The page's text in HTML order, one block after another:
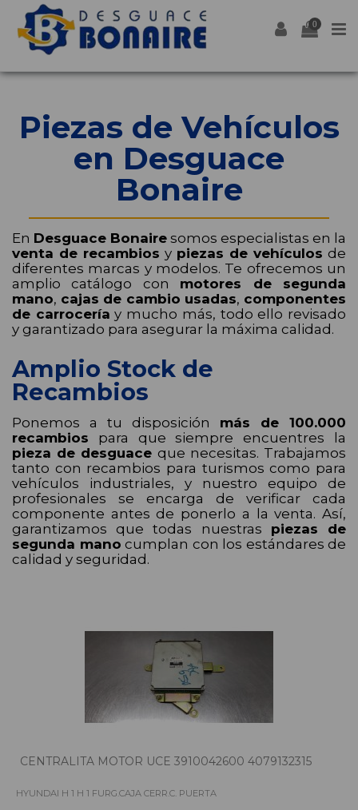
0
Piezas de Vehículos
en Desguace
Bonaire
En Desguace Bonaire somos especialistas en la
venta de recambios y piezas de vehículos de
diferentes marcas y modelos. Te ofrecemos un
amplio catálogo con motores de segunda
mano, cajas de cambio usadas, componentes
de carrocería y mucho más, todo ello revisado
y garantizado para asegurar la máxima calidad.
Amplio Stock de
Recambios
Ponemos a tu disposición más de 100.000
recambios para que siempre encuentres la
pieza de desguace que necesitas. Trabajamos
tanto con recambios para turismos como para
vehículos industriales, y nuestro equipo de
profesionales se encarga de verificar cada
componente antes de ponerlo a la venta. Así,
garantizamos que todas nuestras piezas de
segunda mano cumplan con los estándares de
calidad y seguridad.
CENTRALITA MOTOR UCE 3910042600 4079132315
HYUNDAI H 1 H 1 FURG.CAJA CERR.C. PUERTA